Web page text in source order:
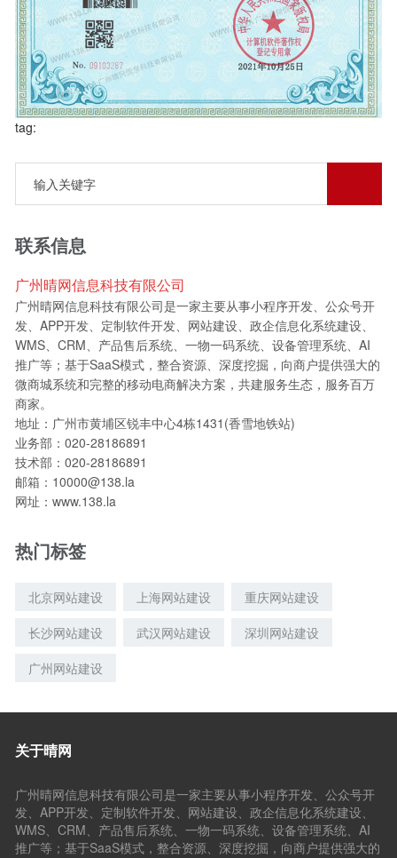
tag:
联系信息
广州晴网信息科技有限公司
广州晴网信息科技有限公司是一家主要从事小程序开发、公众号开
发、APP开发、定制软件开发、网站建设、政企信息化系统建设、
WMS、CRM、产品售后系统、一物一码系统、设备管理系统、AI
推广等；基于SaaS模式，整合资源、深度挖掘，向商户提供强大的
微商城系统和完整的移动电商解决方案，共建服务生态，服务百万
商家。
地址：广州市黄埔区锐丰中心4栋1431(香雪地铁站)
业务部：020-28186891
技术部：020-28186891
邮箱：10000@138.la
网址：www.138.la
热门标签
北京网站建设 上海网站建设
重庆网站建设
长沙网站建设
武汉网站建设
深圳网站建设
广州网站建设
关于晴网
广州晴网信息科技有限公司是一家主要从事小程序开发、公众号开
发、APP开发、定制软件开发、网站建设、政企信息化系统建设、
WMS、CRM、产品售后系统、一物一码系统、设备管理系统、AI
推广等；基于SaaS模式，整合资源、深度挖掘，向商户提供强大的